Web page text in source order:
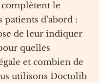
le
d’abord :
de leur indiquer
quelles
et combien de
utilisons Doctolib